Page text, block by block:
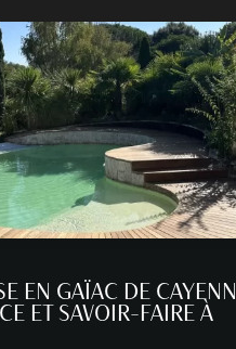
EN GAÏAC DE
ET SAVOIR-FAIRE À